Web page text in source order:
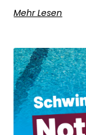
Mehr Lesen